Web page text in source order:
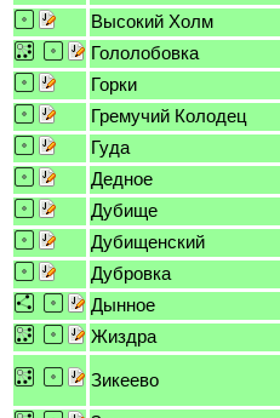
Высокий Холм
Гололобовка
Горки
Гремучий Колодец
Гуда
Дедное
Дубище
Дубищенский
Дубровка
Дынное
Жиздра
Зикеево